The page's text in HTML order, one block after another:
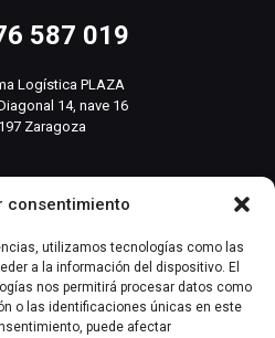
consentimiento
utilizamos tecnologías como las
a la información del dispositivo. El
nos permitirá procesar datos como
o las identificaciones únicas en este
puede afectar
587 019
Logística PLAZA
14, nave 16
Zaragoza
RELEVANTE